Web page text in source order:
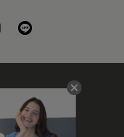
会社概要
刺繍について